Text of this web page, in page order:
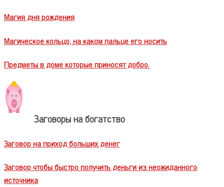
Магия дня рождения
Магическое кольцо, на каком пальце его носить
Предметы в доме которые приносят добро.
Заговоры на богатство
Заговор на приход больших денег
Заговор чтобы быстро получить деньги из неожиданного
источника